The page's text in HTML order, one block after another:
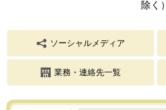
除く）
ソーシャルメディア
業務・連絡先一覧